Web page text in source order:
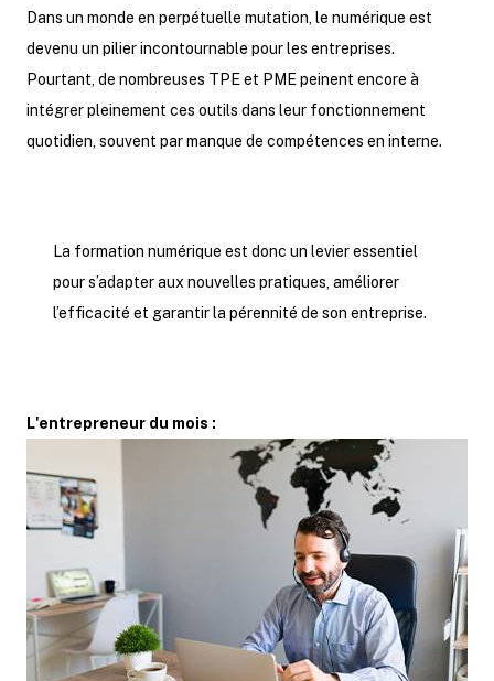
Dans un monde en perpétuelle mutation, le numérique est
devenu un pilier incontournable pour les entreprises.
Pourtant, de nombreuses TPE et PME peinent encore à
intégrer pleinement ces outils dans leur fonctionnement
quotidien, souvent par manque de compétences en interne.
La formation numérique est donc un levier essentiel
pour s’adapter aux nouvelles pratiques, améliorer
l’efficacité et garantir la pérennité de son entreprise.
L'entrepreneur du mois :